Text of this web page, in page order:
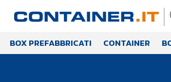
BOX PREFABBRICATI CONTAINER